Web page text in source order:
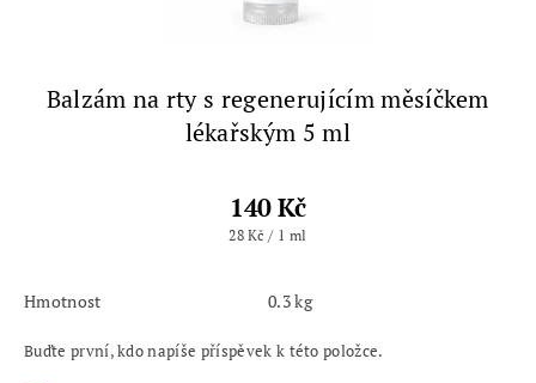
Balzám na rty s regenerujícím měsíčkem
lékařským 5 ml
140 Kč
28 Kč / 1 ml
Hmotnost 0.3 kg
Buďte první, kdo napíše příspěvek k této položce.